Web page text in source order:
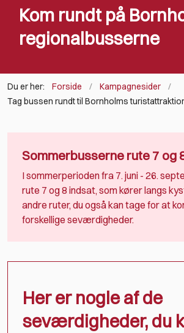
Kom rundt på
regionalbusserne
Du er her: Forside
Kampagnesider
Tag bussen rundt til Bornholms
Sommerbusserne rute 7 og
I sommerperioden fra 7. juni - 26.
rute 7 og 8 indsat, som kører langs
andre ruter, du også kan tage for at
forskellige seværdigheder.
Her er nogle af de
seværdigheder, du